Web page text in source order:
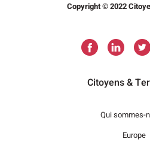
Copyright © 2022
Citoyens &
Qui sommes-
Europe